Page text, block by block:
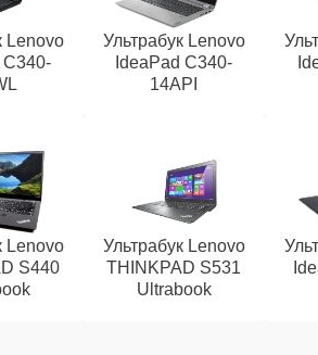
Lenovo
C340-
Ультрабук Lenovo
IdeaPad C340-
14API
Lenovo
S440
Ультрабук Lenovo
THINKPAD S531
Ultrabook